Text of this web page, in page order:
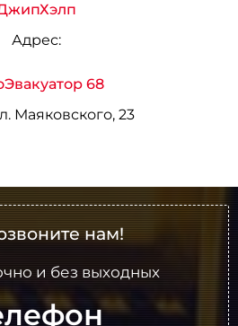
Адрес:
68
Маяковского, 23
нам!
и без выходных